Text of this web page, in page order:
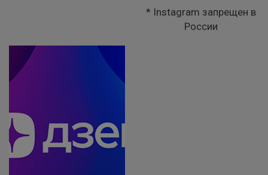
* Instagram запрещен в
России